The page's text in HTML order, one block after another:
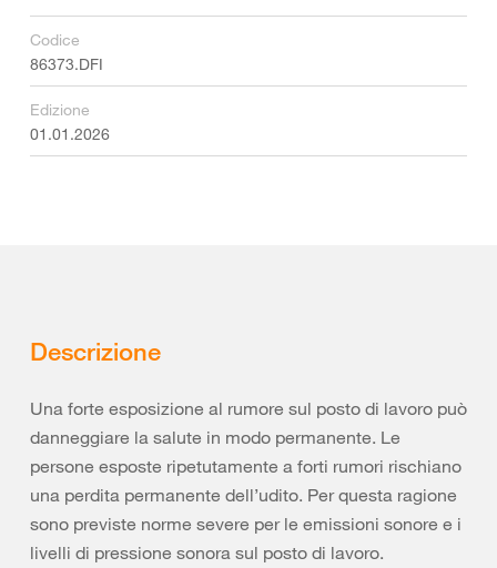
Codice
86373.DFI
Edizione
01.01.2026
Descrizione
Una forte esposizione al rumore sul posto di lavoro può
danneggiare la salute in modo permanente. Le
persone esposte ripetutamente a forti rumori rischiano
una perdita permanente dell’udito. Per questa ragione
sono previste norme severe per le emissioni sonore e i
livelli di pressione sonora sul posto di lavoro.